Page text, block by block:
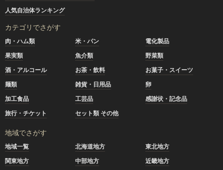
人気自治体ランキング
カテゴリでさがす
肉・ハム類 米・パン
電化製品
果実類
魚介類
野菜類
酒・アルコール
お茶・飲料
お菓子・スイーツ
麺類
雑貨・日用品
卵
加工食品
工芸品
感謝状・記念品
旅行・チケット
セット類 その他
地域でさがす
地域一覧 北海道地方
東北地方
関東地方
中部地方
近畿地方